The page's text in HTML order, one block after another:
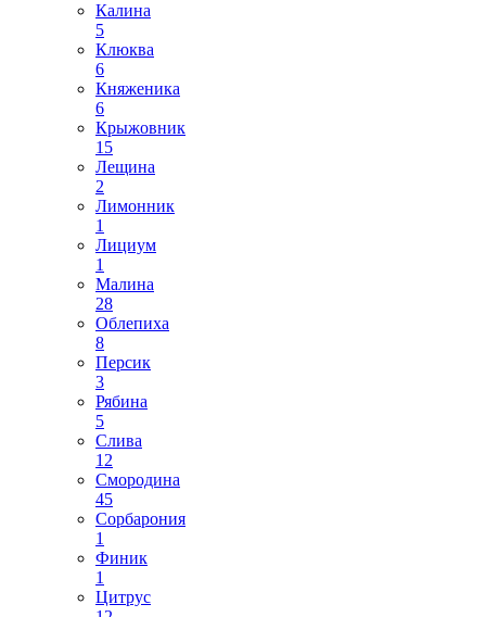
Калина
5
Клюква
6
Княженика
6
Крыжовник
15
Лещина
2
Лимонник
1
Лициум
1
Малина
28
Облепиха
8
Персик
3
Рябина
5
Слива
12
Смородина
45
Сорбарония
1
Финик
1
Цитрус